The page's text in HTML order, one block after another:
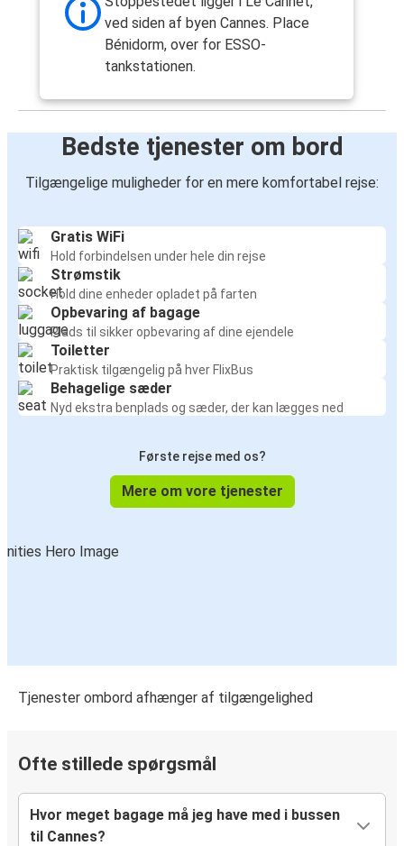
ved siden af byen Cannes. Place
Bénidorm, over for ESSO-
tankstationen.
Bedste tjenester om bord
Tilgængelige muligheder for en mere komfortabel rejse:
Gratis WiFi
Hold forbindelsen under hele din rejse
Strømstik
Hold dine enheder opladet på farten
Opbevaring af bagage
Plads til sikker opbevaring af dine ejendele
Toiletter
Praktisk tilgængelig på hver FlixBus
Behagelige sæder
Nyd ekstra benplads og sæder, der kan lægges ned
Første rejse med os?
Mere om vore tjenester
Tjenester ombord afhænger af tilgængelighed
Ofte stillede spørgsmål
Hvor meget bagage må jeg have med i bussen
til Cannes?